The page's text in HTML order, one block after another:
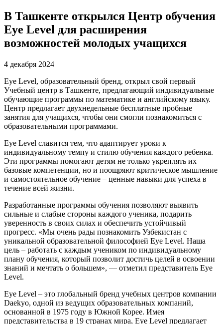
В Ташкенте открылся Центр обучения
Eye Level для расширения
возможностей молодых учащихся
4 декабря 2024
Eye Level, образовательный бренд, открыл свой первый
Учебный центр в Ташкенте, предлагающий индивидуальные
обучающие программы по математике и английскому языку.
Центр предлагает двухнедельные бесплатные пробные
занятия для учащихся, чтобы они смогли познакомиться с
образовательными программами.
Eye Level славится тем, что адаптирует уроки к
индивидуальному темпу и стилю обучения каждого ребенка.
Эти программы помогают детям не только укреплять их
базовые компетенции, но и поощряют критическое мышление
и самостоятельное обучение – ценные навыки для успеха в
течение всей жизни.
Разработанные программы обучения позволяют выявить
сильные и слабые стороны каждого ученика, подарить
уверенность в своих силах и обеспечить устойчивый
прогресс. «Мы очень рады познакомить Узбекистан с
уникальной образовательной философией Eye Level. Наша
цель – работать с каждым учеником по индивидуальному
плану обучения, который позволит достичь целей в освоении
знаний и мечтать о большем», — отметил представитель Eye
Level.
Eye Level – это глобальный бренд учебных центров компании
Daekyo, одной из ведущих образовательных компаний,
основанной в 1975 году в Южной Корее. Имея
представительства в 19 странах мира, Eye Level предлагает